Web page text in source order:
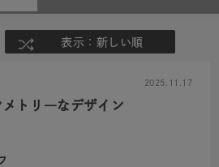
表示：新しい順
2025.11.17
メトリ―なデザイン